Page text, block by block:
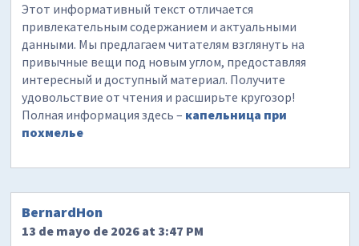
Этот информативный текст отличается
привлекательным содержанием и актуальными
данными. Мы предлагаем читателям взглянуть на
привычные вещи под новым углом, предоставляя
интересный и доступный материал. Получите
удовольствие от чтения и расширьте кругозор!
Полная информация здесь – капельница при
похмелье
BernardHon
13 de mayo de 2026 at 3:47 PM